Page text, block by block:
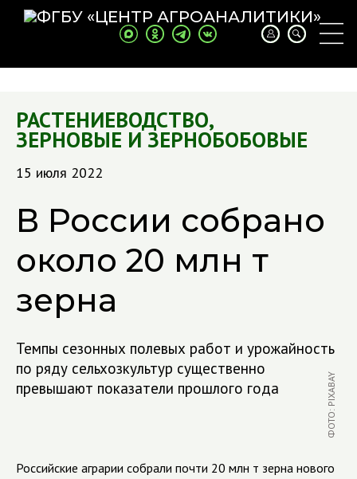
РАСТЕНИЕВОДСТВО,
ЗЕРНОВЫЕ И ЗЕРНОБОБОВЫЕ
15 июля 2022
В России собрано
около 20 млн т
зерна
Темпы сезонных полевых работ и урожайность
по ряду сельхозкультур существенно
превышают показатели прошлого года
ФОТО: PIXABAY
Российские аграрии собрали почти 20 млн т зерна нового